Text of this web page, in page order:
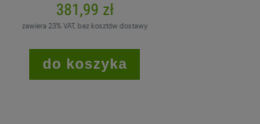
381,99 zł
zawiera 23% VAT, bez kosztów dostawy
do koszyka